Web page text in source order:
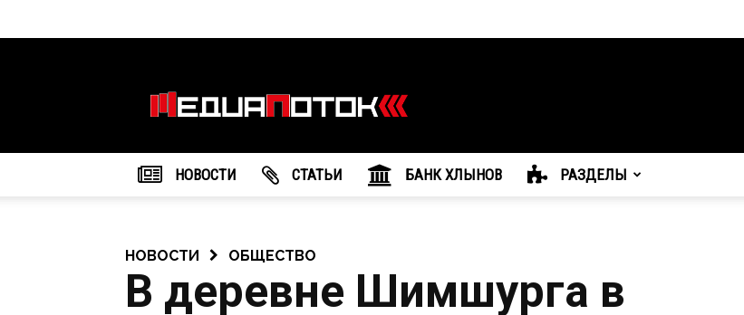
агентство
"МедиаПоток"
НОВОСТИ CТАТЬИ БАНК ХЛЫНОВ РАЗДЕЛЫ
НОВОСТИ ОБЩЕСТВО
В деревне Шимшурга в